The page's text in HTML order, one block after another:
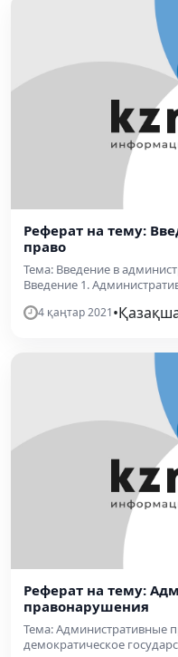
Реферат на тему:
право
Тема: Введение в
Введение 1.
4 қаңтар 2021•
Реферат на тему:
правонарушения
Тема: Административные
демократическое